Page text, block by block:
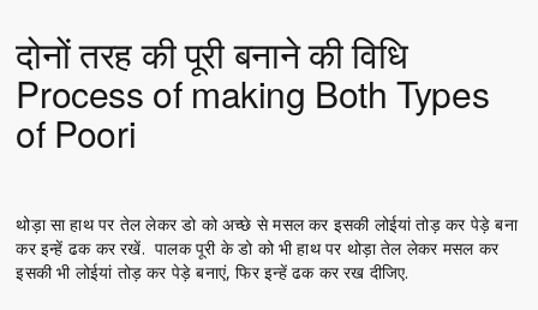
दोनों तरह की पूरी बनाने की विधि
Process of making Both Types
of Poori
थोड़ा सा हाथ पर तेल लेकर डो को अच्छे से मसल कर इसकी लोईयां तोड़ कर पेड़े बना
कर इन्हें ढक कर रखें. पालक पूरी के डो को भी हाथ पर थोड़ा तेल लेकर मसल कर
इसकी भी लोईयां तोड़ कर पेड़े बनाएं, फिर इन्हें ढक कर रख दीजिए.